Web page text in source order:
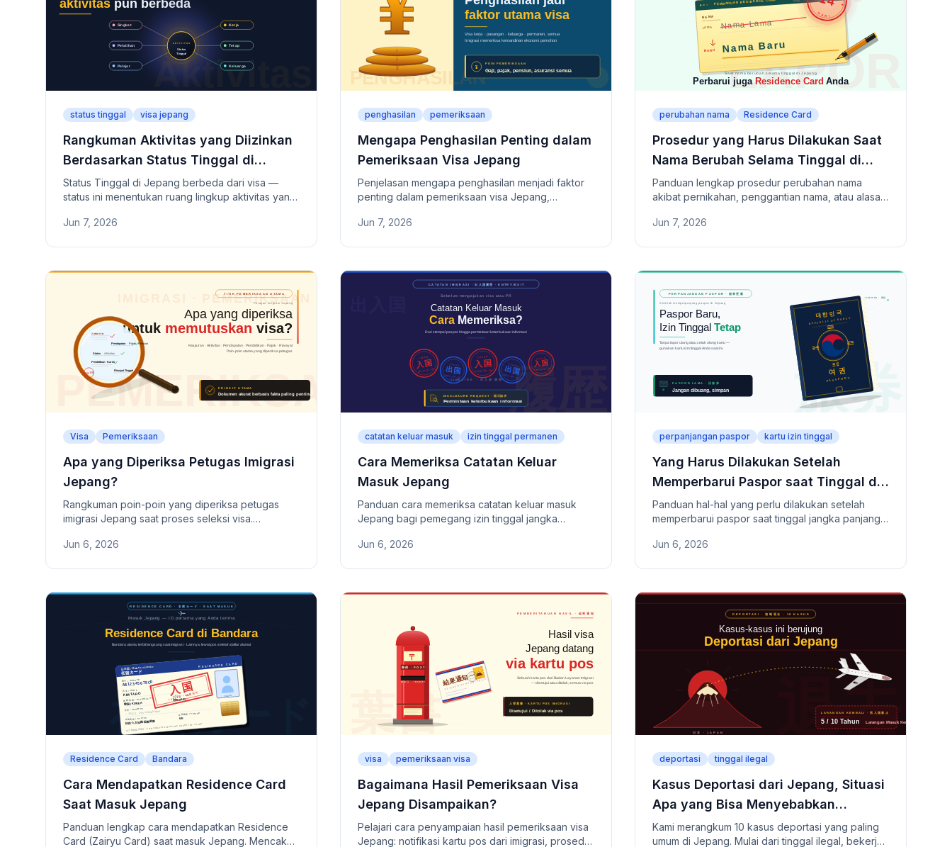
status tinggal visa jepang
Rangkuman Aktivitas yang Diizinkan
Berdasarkan Status Tinggal di
Jepang
Status Tinggal di Jepang berbeda dari visa —
status ini menentukan ruang lingkup aktivitas yang
aktivitas yang diizinkan untuk status tinggal utama
Jun 7, 2026
penghasilan pemeriksaan
Mengapa Penghasilan Penting dalam
Pemeriksaan Visa Jepang
Penjelasan mengapa penghasilan menjadi faktor
penting dalam pemeriksaan visa Jepang,
dan asuransi sosial untuk visa kerja, visa
Jun 7, 2026
perubahan nama Residence Card
Prosedur yang Harus Dilakukan Saat
Nama Berubah Selama Tinggal di
Jepang
Panduan lengkap prosedur perubahan nama
akibat pernikahan, penggantian nama, atau alasan
pelaporan perubahan data Residence Card, batas
Jun 7, 2026
Visa Pemeriksaan
Apa yang Diperiksa Petugas Imigrasi
Jepang?
Rangkuman poin-poin yang diperiksa petugas
imigrasi Jepang saat proses seleksi visa.
aktivitas, riwayat pajak, dan rekam jejak tinggal.
Jun 6, 2026
catatan keluar masuk izin tinggal permanen
Cara Memeriksa Catatan Keluar
Masuk Jepang
Panduan cara memeriksa catatan keluar masuk
Jepang bagi pemegang izin tinggal jangka
hingga permintaan keterbukaan informasi ke
Jun 6, 2026
perpanjangan paspor kartu izin tinggal
Yang Harus Dilakukan Setelah
Memperbarui Paspor saat Tinggal di
Jepang
Panduan hal-hal yang perlu dilakukan setelah
memperbarui paspor saat tinggal jangka panjang
penyimpanan paspor lama, perubahan informasi
Jun 6, 2026
Residence Card Bandara
Cara Mendapatkan Residence Card
Saat Masuk Jepang
Panduan lengkap cara mendapatkan Residence
Card (Zairyu Card) saat masuk Jepang. Mencakup
visa pemeriksaan visa
Bagaimana Hasil Pemeriksaan Visa
Jepang Disampaikan?
Pelajari cara penyampaian hasil pemeriksaan visa
Jepang: notifikasi kartu pos dari imigrasi, prosedur
deportasi tinggal ilegal
Kasus Deportasi dari Jepang, Situasi
Apa yang Bisa Menyebabkan
Pengusiran?
Kami merangkum 10 kasus deportasi yang paling
umum di Jepang. Mulai dari tinggal ilegal, bekerja